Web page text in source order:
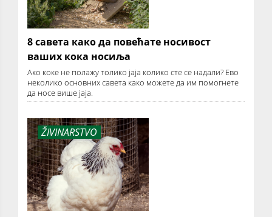
8 савета како да повећате носивост
ваших кока носиља
Ако коке не полажу толико јаја колико сте се надали? Ево
неколико основних савета како можете да им помогнете
да носе више јаја.
ŽIVINARSTVO